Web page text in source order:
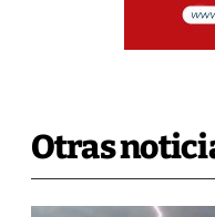
Otras